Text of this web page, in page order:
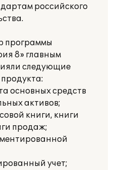
российского
программы
8» главным
следующие
основных средств
активов;
книги, книги
продаж;
учет;